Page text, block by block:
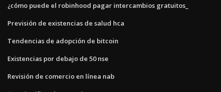
¿cómo puede el robinhood pagar intercambios gratuitos_
Previsión de existencias de salud hca
Tendencias de adopción de bitcoin
Existencias por debajo de 50 nse
Revisión de comercio en línea nab